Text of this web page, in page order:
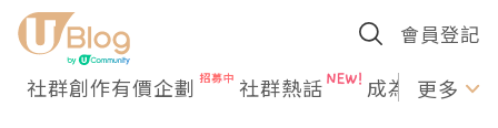
會員登記
社群創作有價企劃 社群熱話 成為U更多